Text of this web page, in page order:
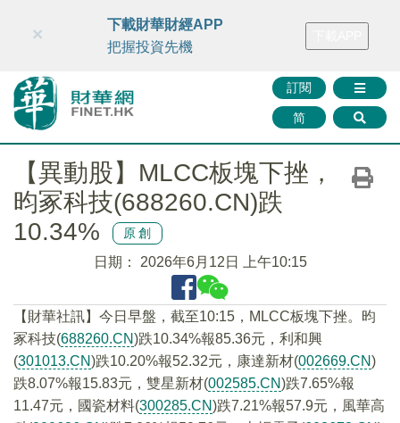
財華智庫網 FINTV FINMETA 財華證券 媒體矩陣
訂閱
简
×
下載財華財經APP
把握投資先機
【異動股】MLCC板塊下挫，
昀冢科技(688260.CN)跌
10.34%
原創
日期： 2026年6月12日 上午10:15
【財華社訊】今日早盤，截至10:15，MLCC板塊下挫。昀
冢科技(688260.CN)跌10.34%報85.36元，利和興
(301013.CN)跌10.20%報52.32元，康達新材(002669.CN)
跌8.07%報15.83元，雙星新材(002585.CN)跌7.65%報
11.47元，國瓷材料(300285.CN)跌7.21%報57.9元，風華高